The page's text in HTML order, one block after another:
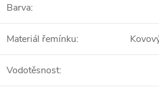
Barva:
Materiál řemínku:
Vodotěsnost: